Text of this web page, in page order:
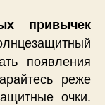
привычек
появления
реже
очки.